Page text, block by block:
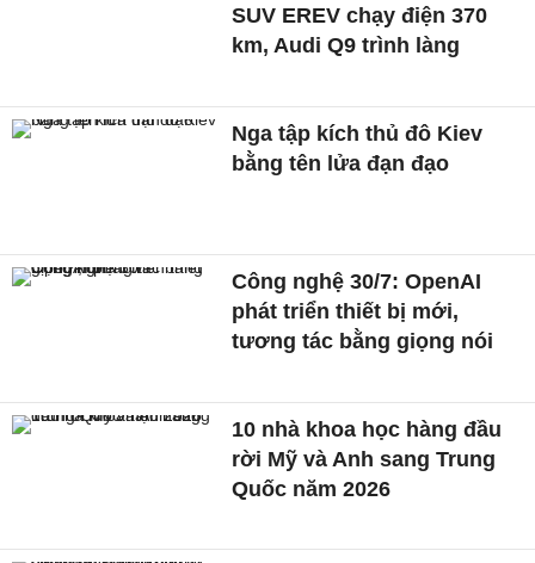
SUV EREV chạy điện 370
km, Audi Q9 trình làng
Nga tập kích thủ đô Kiev
bằng tên lửa đạn đạo
Công nghệ 30/7: OpenAI
phát triển thiết bị mới,
tương tác bằng giọng nói
10 nhà khoa học hàng đầu
rời Mỹ và Anh sang Trung
Quốc năm 2026